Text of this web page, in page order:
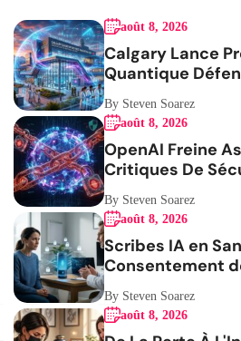
août 8, 2026
Calgary Lance
Quantique
By Steven Soarez
août 8, 2026
OpenAI Freine
Critiques De
By Steven Soarez
août 8, 2026
Scribes IA en
Consentement
Question
By Steven Soarez
août 8, 2026